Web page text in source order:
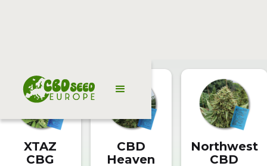
XTAZ
CBG
CBD
Heaven
Northwest
CBD